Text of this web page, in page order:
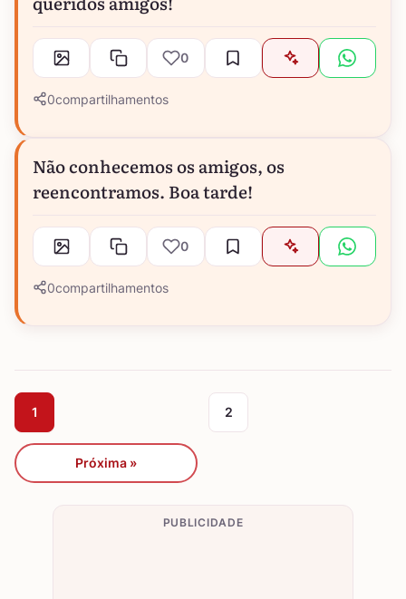
0
0compartilhamentos
Não conhecemos os amigos, os
reencontramos. Boa tarde!
0
0compartilhamentos
1 2
Próxima »
PUBLICIDADE